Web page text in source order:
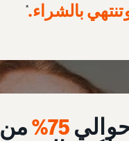
بالشراء.
*
75%
من